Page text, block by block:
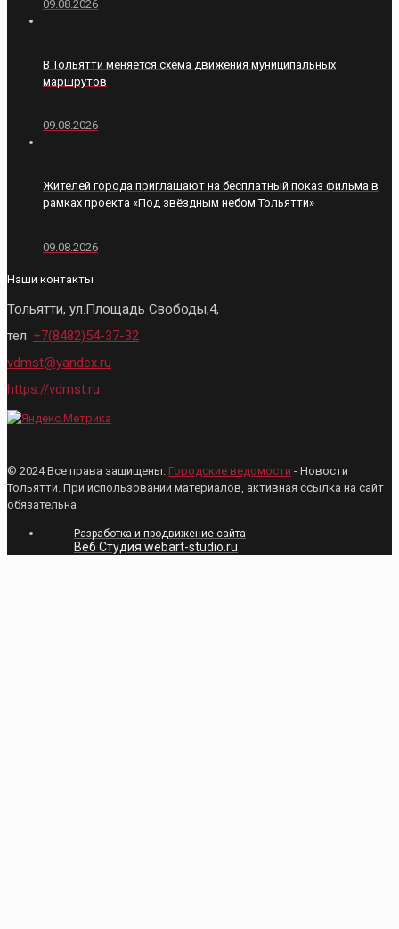
09.08.2026
В Тольятти меняется схема движения муниципальных
маршрутов
09.08.2026
Жителей города приглашают на бесплатный показ фильма в
рамках проекта «Под звёздным небом Тольятти»
09.08.2026
Наши контакты
Тольятти, ул.Площадь Свободы,4,
тел: +7(8482)54-37-32
vdmst@yandex.ru
https://vdmst.ru
© 2024 Все права защищены. Городские ведомости - Новости
Тольятти. При использовании материалов, активная ссылка на сайт
обязательна
Разработка и продвижение сайта
Веб Студия webart-studio.ru